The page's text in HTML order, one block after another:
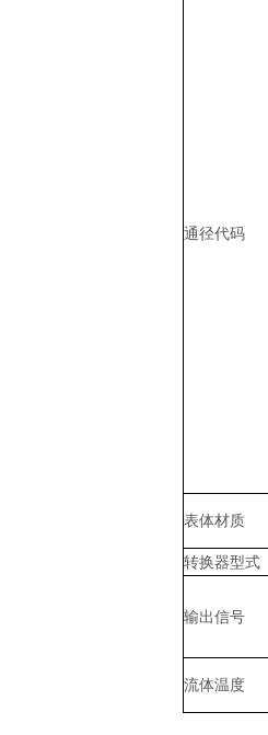
通径代码
表体材质
转换器型式
输出信号
流体温度